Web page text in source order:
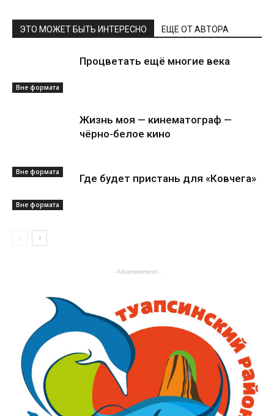
ЭТО МОЖЕТ БЫТЬ ИНТЕРЕСНО ЕЩЕ ОТ АВТОРА
Вне формата
Процветать ещё многие века
Вне формата
Жизнь моя — кинематограф —
чёрно-белое кино
Вне формата
Где будет пристань для «Ковчега»
- Advertisement -